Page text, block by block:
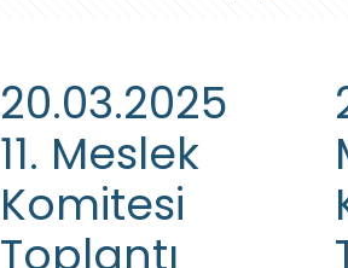
20.03.2025
11. Meslek
Komitesi
Toplantı